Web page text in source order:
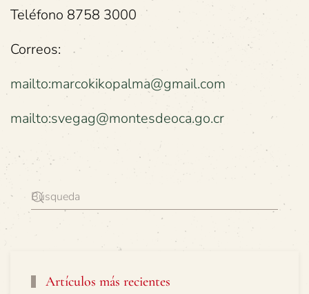
Teléfono 8758 3000
Correos:
mailto:marcokikopalma@gmail.com
mailto:svegag@montesdeoca.go.cr
Artículos más recientes